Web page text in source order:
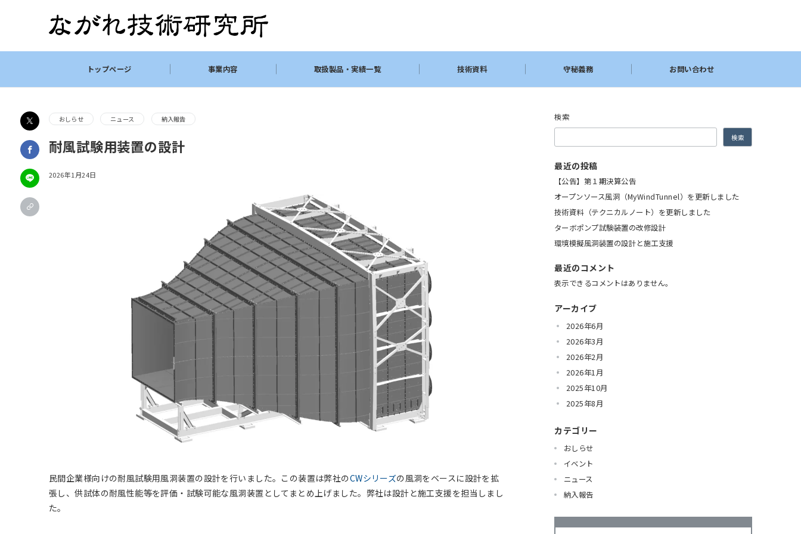
トップページ 事業内容 取扱製品・実績一覧 技術資料 守秘義務 お問い合わせ
おしらせ ニュース 納入報告
耐風試験用装置の設計
2026年1月24日
民間企業様向けの耐風試験用風洞装置の設計を行いました。この装置は弊社のCWシリーズの風洞をベースに設計を拡
張し、供試体の耐風性能等を評価・試験可能な風洞装置としてまとめ上げました。弊社は設計と施工支援を担当しまし
た。
検索
検索
最近の投稿
【公告】第１期決算公告
オープンソース風洞（MyWindTunnel）を更新しました
技術資料（テクニカルノート）を更新しました
ターボポンプ試験装置の改修設計
環境模擬風洞装置の設計と施工支援
最近のコメント
表示できるコメントはありません。
アーカイブ
2026年6月
2026年3月
2026年2月
2026年1月
2025年10月
2025年8月
カテゴリー
おしらせ
イベント
ニュース
納入報告